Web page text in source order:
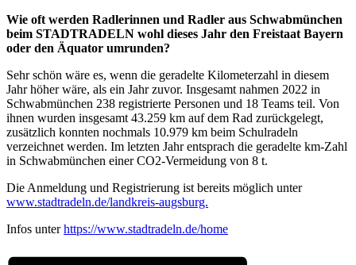
Wie oft werden Radlerinnen und Radler aus Schwabmünchen
beim STADTRADELN wohl dieses Jahr den Freistaat Bayern
oder den Äquator umrunden?
Sehr schön wäre es, wenn die geradelte Kilometerzahl in diesem
Jahr höher wäre, als ein Jahr zuvor. Insgesamt nahmen 2022 in
Schwabmünchen 238 registrierte Personen und 18 Teams teil. Von
ihnen wurden insgesamt 43.259 km auf dem Rad zurückgelegt,
zusätzlich konnten nochmals 10.979 km beim Schulradeln
verzeichnet werden. Im letzten Jahr entsprach die geradelte km-Zahl
in Schwabmünchen einer CO2-Vermeidung von 8 t.
Die Anmeldung und Registrierung ist bereits möglich unter
www.stadtradeln.de/landkreis-augsburg.
Infos unterhttps://www.stadtradeln.de/home